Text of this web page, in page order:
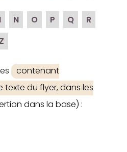
N O P Q
R
Z
contenant
du flyer, dans les
dans la base) :